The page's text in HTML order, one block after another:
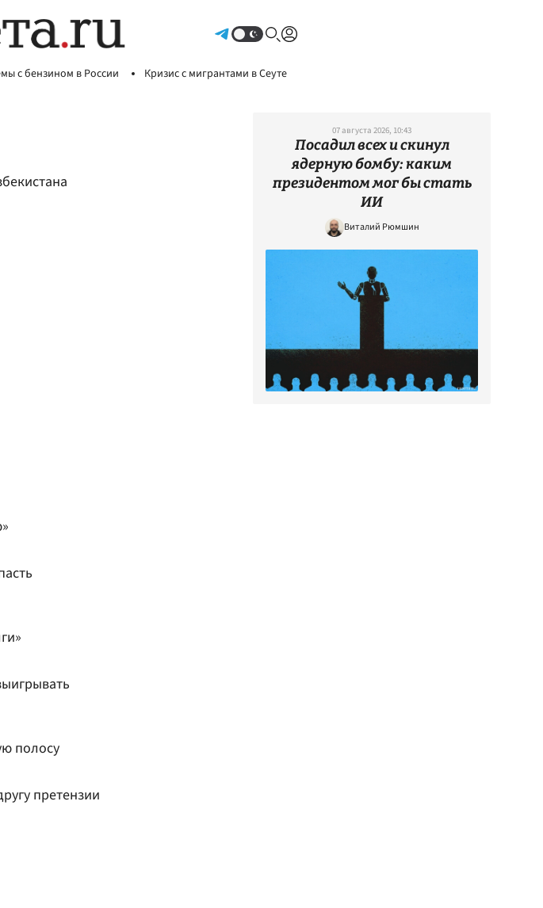
с бензином в России Кризис с мигрантами в Сеуте
полосу
претензии
07 августа 2026, 10:43
Посадил всех и скинул
ядерную бомбу: каким
президентом мог бы стать
ИИ
Виталий Рюмшин